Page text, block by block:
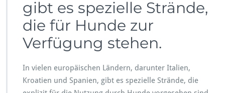
gibt es spezielle Strände,
die für Hunde zur
Verfügung stehen.
In vielen europäischen Ländern, darunter Italien,
Kroatien und Spanien, gibt es spezielle Strände, die